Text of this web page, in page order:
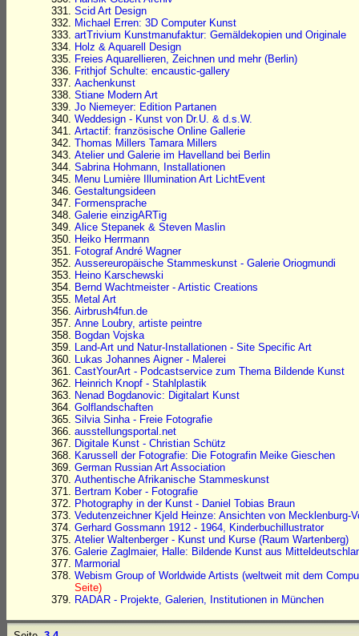
Scid Art Design
Michael Erren: 3D Computer Kunst
artTrivium Kunstmanufaktur: Gemäldekopien und Originale
Holz & Aquarell Design
Freies Aquarellieren, Zeichnen und mehr (Berlin)
Frithjof Schulte: encaustic-gallery
Aachenkunst
Stiane Modern Art
Jo Niemeyer: Edition Partanen
Weddesign - Kunst von Dr.U. & d.s.W.
Artactif: französische Online Gallerie
Thomas Millers Tamara Millers
Atelier und Galerie im Havelland bei Berlin
Sabrina Hohmann, Installationen
Menu Lumière Illumination Art LichtEvent
Gestaltungsideen
Formensprache
Galerie einzigARTig
Alice Stepanek & Steven Maslin
Heiko Herrmann
Fotograf André Wagner
Aussereuropäische Stammeskunst - Galerie Oriogmundi
Heino Karschewski
Bernd Wachtmeister - Artistic Creations
Metal Art
Airbrush4fun.de
Anne Loubry, artiste peintre
Bogdan Vojska
Land-Art und Natur-Installationen - Site Specific Art
Lukas Johannes Aigner - Malerei
CastYourArt - Podcastservice zum Thema Bildende Kunst
Heinrich Knopf - Stahlplastik
Nenad Bogdanovic: Digitalart Kunst
Golflandschaften
Silvia Sinha - Freie Fotografie
ausstellungsportal.net
Digitale Kunst - Christian Schütz
Karussell der Fotografie: Die Fotografin Meike Gieschen
German Russian Art Association
Authentische Afrikanische Stammeskunst
Bertram Kober - Fotografie
Photography in der Kunst - Daniel Tobias Braun
Vedutenzeichner Kjeld Heinze: Ansichten von Mecklenburg-
Gerhard Gossmann 1912 - 1964, Kinderbuchillustrator
Atelier Waltenberger - Kunst und Kurse (Raum Wartenberg)
Galerie Zaglmaier, Halle: Bildende Kunst aus
Marmorial
Webism Group of Worldwide Artists (weltweit mit dem
Seite)
RADAR - Projekte, Galerien, Institutionen in München